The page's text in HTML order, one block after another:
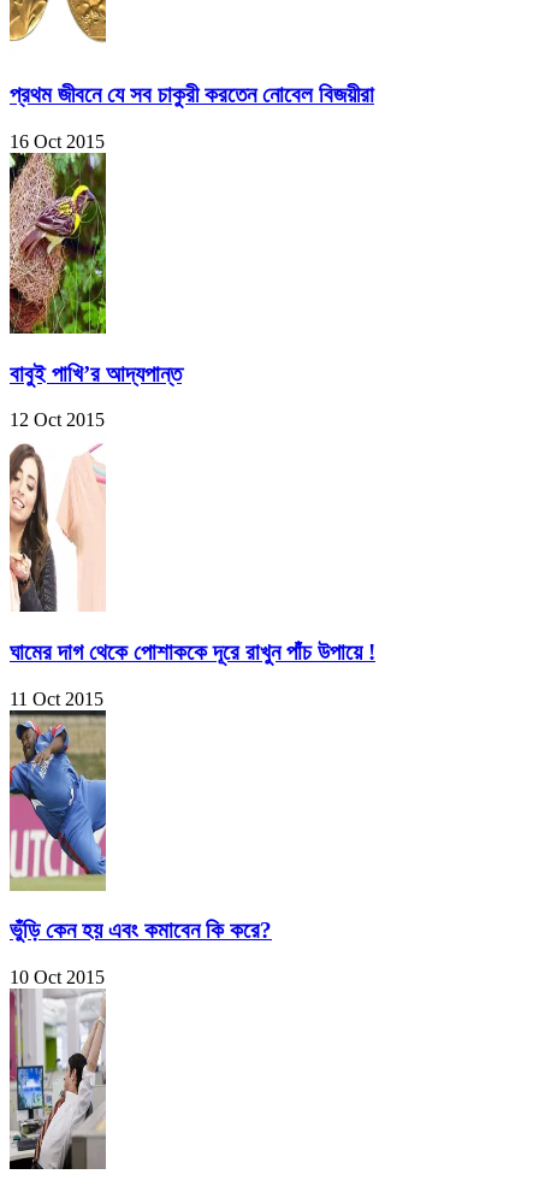
প্রথম জীবনে যে সব চাকুরী করতেন নোবেল বিজয়ীরা
16 Oct 2015
বাবুই পাখি’র আদ্যপান্ত
12 Oct 2015
ঘামের দাগ থেকে পোশাককে দূরে রাখুন পাঁচ উপায়ে !
11 Oct 2015
ভুঁড়ি কেন হয় এবং কমাবেন কি করে?
10 Oct 2015